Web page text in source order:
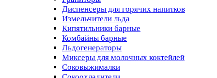
Диспенсеры для горячих напитков
Измельчители льда
Кипятильники барные
Комбайны барные
Льдогенераторы
Миксеры для молочных коктейлей
Соковыжималки